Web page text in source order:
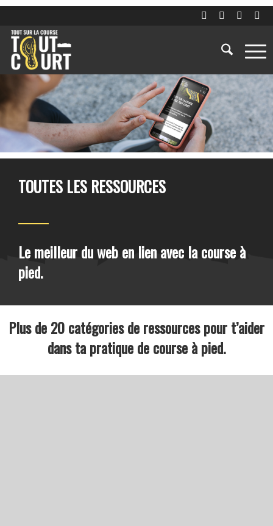
TOUTES LES RESSOURCES
Le meilleur du web en lien avec la course à
pied.
Plus de 20 catégories de ressources pour t’aider
dans ta pratique de course à pied.